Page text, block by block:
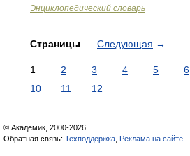
Энциклопедический словарь
Страницы Следующая →
1 2 3 4 5 6
10
11 12
© Академик, 2000-2026
Обратная связь: Техподдержка Реклама на сайте